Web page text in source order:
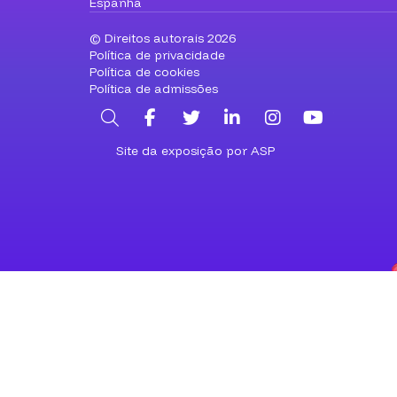
© Direitos autorais 2026
Política de privacidade
Política de cookies
Política de admissões
PesquisaFacebookTwitterLinkedInInstagram
Site da exposição por ASP